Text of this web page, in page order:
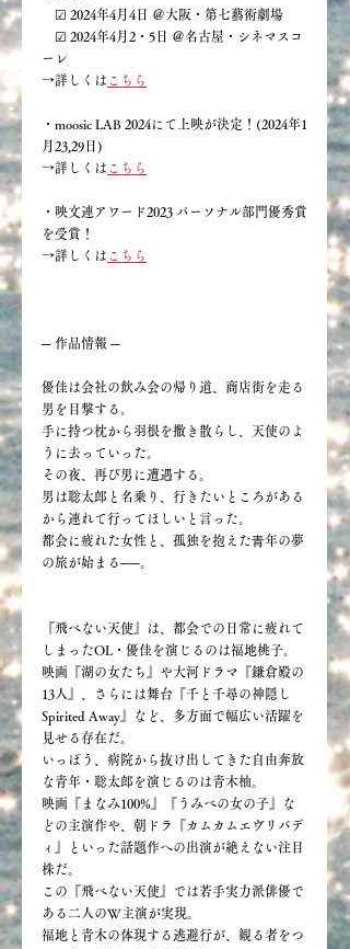
☑︎ 2024年4月4日 ＠大阪・第七藝術劇場
☑︎ 2024年4月2・5日 ＠名古屋・シネマスコ
ーレ
→詳しくは こちら
・ moosic LAB 2024にて上映が決定！(2024年1
月23,29日)
→詳しくは こちら
・映文連アワード2023 パーソナル部門優秀賞
を受賞！
→詳しくは こちら
─ 作品情報 ─
優佳は会社の飲み会の帰り道、商店街を走る
男を目撃する。
手に持つ枕から羽根を撒き散らし、天使のよ
うに去っていった。
その夜、再び男に遭遇する。
男は聡太郎と名乗り、行きたいところがある
から連れて行ってほしいと言った。
都会に疲れた女性と、孤独を抱えた⻘年の夢
の旅が始まる──。
『飛べない天使』は、 都会での日常に疲れて
しまったOL・優佳を演じるのは福地桃子。
映画『湖の女たち』や大河ドラマ『鎌倉殿の
13人』、さらには舞台『千と千尋の神隠し
Spirited Away』など、多方面で幅広い活躍を
見せる存在だ。
いっぽう、病院から抜け出してきた自由奔放
な青年・聡太郎を演じるのは青木柚。
映画『まなみ100%』『うみべの女の子』な
どの主演作や、朝ドラ『カムカムエヴリバデ
ィ』といった話題作への出演が絶えない注目
株だ。
この『飛べない天使』では若手実力派俳優で
ある二人のW主演が実現。
福地と青木の体現する逃避行が、観る者をつ